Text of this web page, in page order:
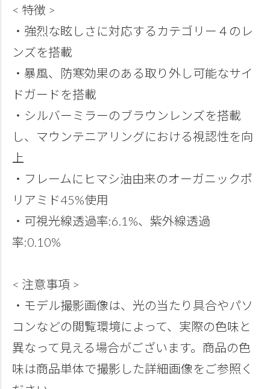
< 特徴 >
・強烈な眩しさに対応するカテゴリー４のレ
ンズを搭載
・暴風、防寒効果のある取り外し可能なサイ
ドガードを搭載
・シルバーミラーのブラウンレンズを搭載
し、マウンテニアリングにおける視認性を向
上
・フレームにヒマシ油由来のオーガニックポ
リアミド45%使用
・可視光線透過率:6.1%、紫外線透過
率:0.10%
< 注意事項 >
・モデル撮影画像は、光の当たり具合やパソ
コンなどの閲覧環境によって、実際の色味と
異なって見える場合がございます。商品の色
味は商品単体で撮影した詳細画像をご参照く